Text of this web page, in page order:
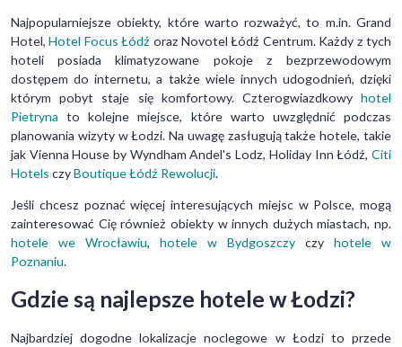
Najpopularniejsze obiekty, które warto rozważyć, to m.in. Grand
Hotel,Hotel Focus Łódź oraz Novotel Łódź Centrum. Każdy z tych
hoteli posiada klimatyzowane pokoje z bezprzewodowym
dostępem do internetu, a także wiele innych udogodnień, dzięki
którym pobyt staje się komfortowy. Czterogwiazdkowy hotel
Pietryna to kolejne miejsce, które warto uwzględnić podczas
planowania wizyty w Łodzi. Na uwagę zasługują także hotele, takie
jak Vienna House by Wyndham Andel's Lodz, Holiday Inn Łódź, Citi
Hotels czyBoutique Łódź Rewolucji.
Jeśli chcesz poznać więcej interesujących miejsc w Polsce, mogą
zainteresować Cię również obiekty w innych dużych miastach, np.
hotele we Wrocławiu, hotele w Bydgoszczy czy hotele w
Poznaniu.
Gdzie są najlepsze hotele w Łodzi?
Najbardziej dogodne lokalizacje noclegowe w Łodzi to przede